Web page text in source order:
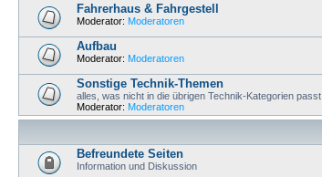
Fahrerhaus & Fahrgestell
Moderator: Moderatoren
Aufbau
Moderator: Moderatoren
Sonstige Technik-Themen
alles, was nicht in die übrigen Technik-Kategorien passt
Moderator: Moderatoren
Befreundete Seiten
Information und Diskussion